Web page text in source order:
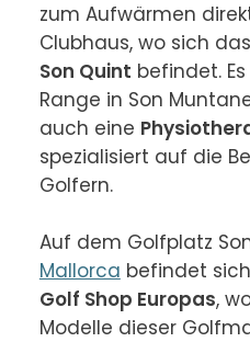
zum Aufwärmen
Clubhaus, wo sich das
Son Quint befindet.
Range in Son
auch eine
spezialisiert auf die
Golfern.
Mallorca befindet
Golf Shop Europas,
Modelle dieser